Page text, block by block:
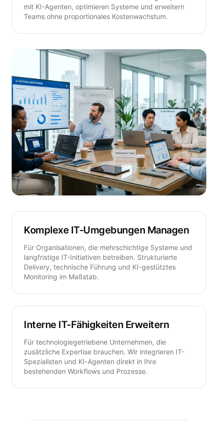
mit KI-Agenten, optimieren Systeme und erweitern
Teams ohne proportionales Kostenwachstum.
Komplexe IT-Umgebungen Managen
Für Organisationen, die mehrschichtige Systeme und
langfristige IT-Initiativen betreiben. Strukturierte
Delivery, technische Führung und KI-gestütztes
Monitoring im Maßstab.
Interne IT-Fähigkeiten Erweitern
Für technologiegetriebene Unternehmen, die
zusätzliche Expertise brauchen. Wir integrieren IT-
Spezialisten und KI-Agenten direkt in Ihre
bestehenden Workflows und Prozesse.